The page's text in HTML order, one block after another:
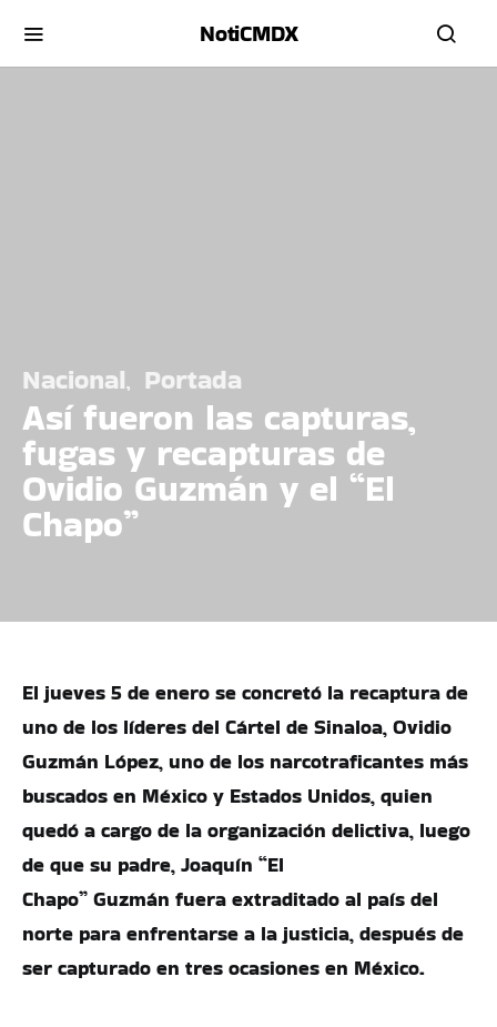
NotiCMDX
Nacional Portada
Así fueron las capturas,
fugas y recapturas de
Ovidio Guzmán y el “El
Chapo”
El jueves 5 de enero se concretó la recaptura de
uno de los líderes del Cártel de Sinaloa, Ovidio
Guzmán López, uno de los narcotraficantes más
buscados en México y Estados Unidos, quien
quedó a cargo de la organización delictiva, luego
de que su padre, Joaquín “El
Chapo” Guzmán fuera extraditado al país del
norte para enfrentarse a la justicia, después de
ser capturado en tres ocasiones en México.